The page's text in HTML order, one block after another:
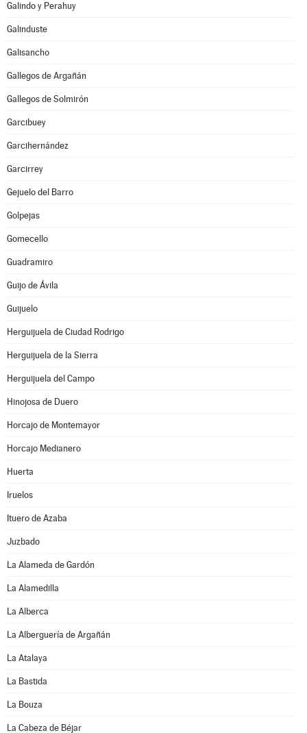
Galindo y Perahuy
Galinduste
Galisancho
Gallegos de Argañán
Gallegos de Solmirón
Garcibuey
Garcihernández
Garcirrey
Gejuelo del Barro
Golpejas
Gomecello
Guadramiro
Guijo de Ávila
Guijuelo
Herguijuela de Ciudad Rodrigo
Herguijuela de la Sierra
Herguijuela del Campo
Hinojosa de Duero
Horcajo de Montemayor
Horcajo Medianero
Huerta
Iruelos
Ituero de Azaba
Juzbado
La Alameda de Gardón
La Alamedilla
La Alberca
La Alberguería de Argañán
La Atalaya
La Bastida
La Bouza
La Cabeza de Béjar